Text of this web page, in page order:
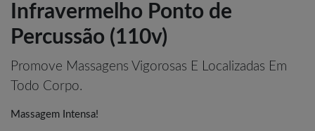
Infravermelho Ponto de
Percussão (110v)
Promove Massagens Vigorosas E Localizadas Em
Todo Corpo.
Massagem Intensa!